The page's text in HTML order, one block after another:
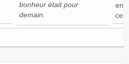
bonheur était pour
demain.